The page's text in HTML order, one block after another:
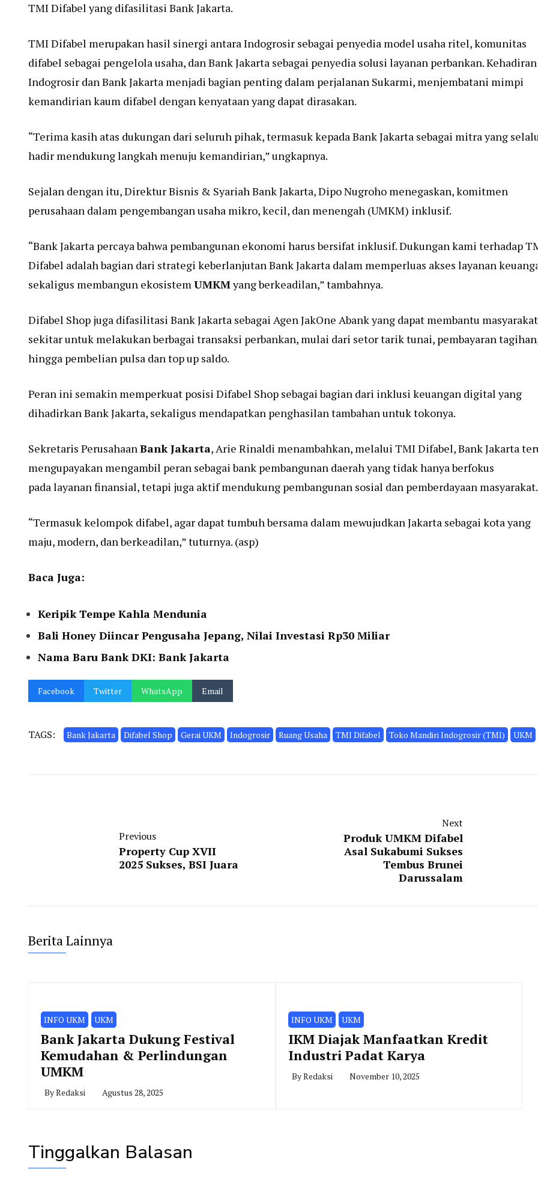
TMI Difabel yang difasilitasi Bank Jakarta.
TMI Difabel merupakan hasil sinergi antara Indogrosir sebagai penyedia model usaha ritel, komunitas
difabel sebagai pengelola usaha, dan Bank Jakarta sebagai penyedia solusi layanan perbankan. Kehadiran
Indogrosir dan Bank Jakarta menjadi bagian penting dalam perjalanan Sukarmi, menjembatani mimpi
kemandirian kaum difabel dengan kenyataan yang dapat dirasakan.
“Terima kasih atas dukungan dari seluruh pihak, termasuk kepada Bank Jakarta sebagai mitra yang
hadir mendukung langkah menuju kemandirian,” ungkapnya.
Sejalan dengan itu, Direktur Bisnis & Syariah Bank Jakarta, Dipo Nugroho menegaskan, komitmen
perusahaan dalam pengembangan usaha mikro, kecil, dan menengah (UMKM) inklusif.
“Bank Jakarta percaya bahwa pembangunan ekonomi harus bersifat inklusif. Dukungan kami terhadap
Difabel adalah bagian dari strategi keberlanjutan Bank Jakarta dalam memperluas akses layanan
sekaligus membangun ekosistemUMKMyang berkeadilan,” tambahnya.
Difabel Shop juga difasilitasi Bank Jakarta sebagai Agen JakOne Abank yang dapat membantu masyarakat
sekitar untuk melakukan berbagai transaksi perbankan, mulai dari setor tarik tunai, pembayaran
hingga pembelian pulsa dan top up saldo.
Peran ini semakin memperkuat posisi Difabel Shop sebagai bagian dari inklusi keuangan digital yang
dihadirkan Bank Jakarta, sekaligus mendapatkan penghasilan tambahan untuk tokonya.
Sekretaris PerusahaanBank Jakarta, Arie Rinaldi menambahkan, melalui TMI Difabel, Bank Jakarta
mengupayakan mengambil peran sebagai bank pembangunan daerah yang tidak hanya berfokus
pada layanan finansial, tetapi juga aktif mendukung pembangunan sosial dan pemberdayaan masyarakat.
“Termasuk kelompok difabel, agar dapat tumbuh bersama dalam mewujudkan Jakarta sebagai kota yang
maju, modern, dan berkeadilan,” tuturnya. (asp)
Baca Juga:
Keripik Tempe Kahla Mendunia
Bali Honey Diincar Pengusaha Jepang, Nilai Investasi Rp30 Miliar
Nama Baru Bank DKI: Bank Jakarta
Facebook Twitter WhatsApp Email
TAGS: Bank Jakarta Difabel Shop Gerai UKM Indogrosir Ruang Usaha TMI Difabel Toko Mandiri Indogrosir (TMI) UKM
Previous
Property Cup XVII
2025 Sukses, BSI Juara
Next
Produk UMKM Difabel
Asal Sukabumi Sukses
Tembus Brunei
Darussalam
Berita Lainnya
INFO UKM UKM
Bank Jakarta Dukung Festival
Kemudahan & Perlindungan
UMKM
ByRedaksi Agustus 28, 2025
INFO UKM UKM
IKM Diajak Manfaatkan Kredit
Industri Padat Karya
ByRedaksi November 10, 2025
Tinggalkan Balasan